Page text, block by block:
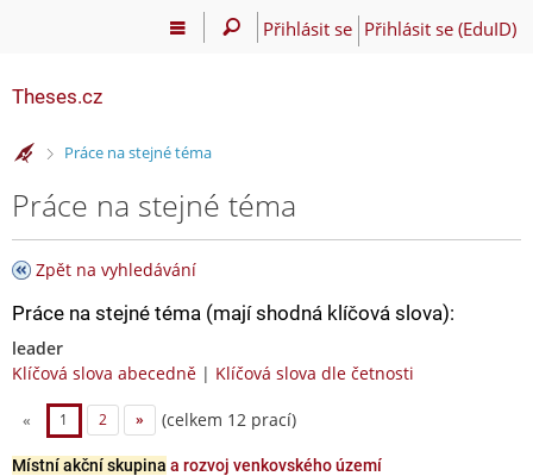
Přihlásit se Přihlásit se (EduID)
Theses.cz
>Práce na stejné téma
Práce na stejné téma
Zpět na vyhledávání
Práce na stejné téma (mají shodná klíčová slova):
leader
Klíčová slova abecedně | Klíčová slova dle četnosti
« 1 2 » (celkem 12 prací)
Místní akční skupina a rozvoj venkovského území